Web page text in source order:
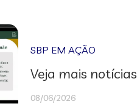
SBP EM AÇÃO
Veja mais notícias
08/06/2026